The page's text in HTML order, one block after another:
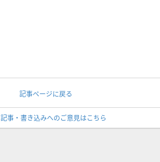
記事ページに戻る
記事・書き込みへのご意見はこちら